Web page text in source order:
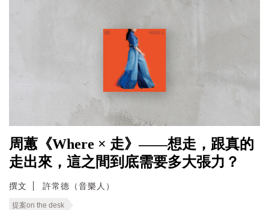
周蕙《Where × 走》——想走，跟真的
走出來，這之間到底需要多大張力？
撰文 許常德（音樂人）
提案on the desk